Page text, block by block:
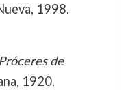
1998.
Próceres de
1920.